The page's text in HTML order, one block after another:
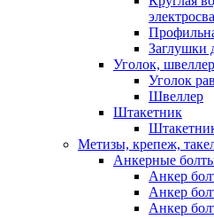
Заглушки
Уголок, швеллер
Уголок
Швеллер
Штакетник
Метизы, крепеж,
Анкерные
Анкер
Анкер
Анкер